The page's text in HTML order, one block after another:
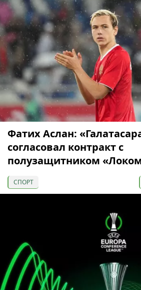
Фатих Аслан:
согласовал контракт с
полузащитником
СПОРТ